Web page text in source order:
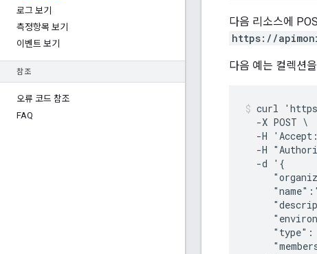
로그 보기
측정항목 보기
이벤트 보기
참조
오류 코드 참조
FAQ
다음 리소스에
https://
다음 예는 컬렉션
curl
  -X POST \
-H
-H
  -d '{
"type":